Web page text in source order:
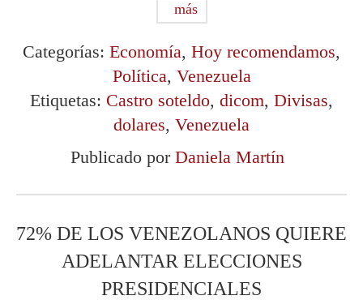
más
Categorías: Economía, Hoy recomendamos,
Política, Venezuela
Etiquetas: Castro soteldo, dicom, Divisas,
dolares, Venezuela
Publicado por Daniela Martín
72% DE LOS VENEZOLANOS QUIERE
ADELANTAR ELECCIONES
PRESIDENCIALES